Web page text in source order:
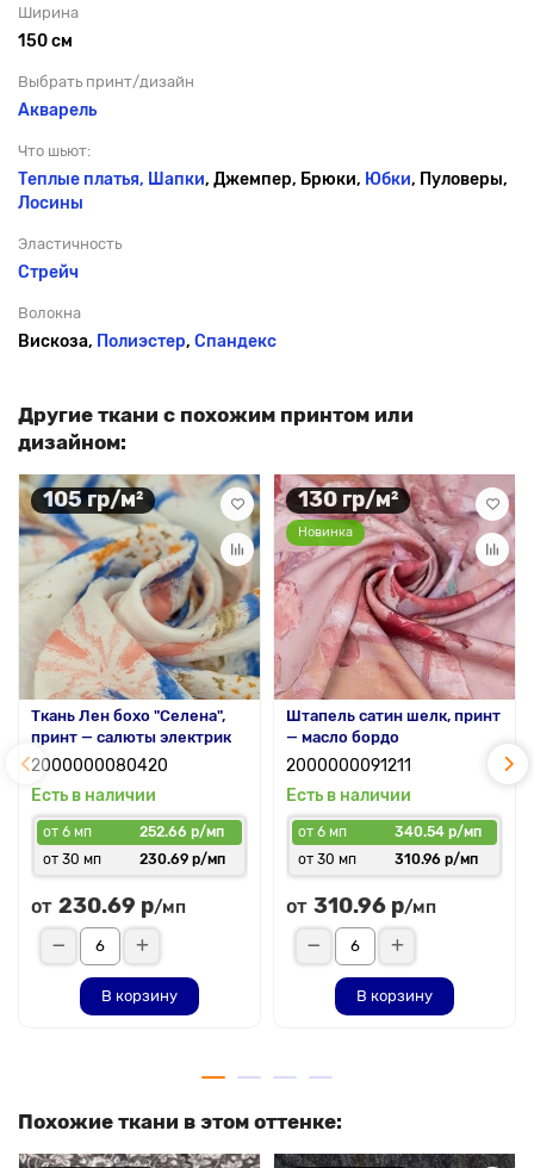
Ширина
150 см
Выбрать принт/дизайн
Акварель
Что шьют:
Теплые платья, Шапки, Джемпер, Брюки, Юбки, Пуловеры,
Лосины
Эластичность
Стрейч
Волокна
Вискоза, Полиэстер, Спандекс
Другие ткани с похожим принтом или
дизайном:
105 гр/м²
Ткань Лен бохо "Селена",
принт — салюты электрик
2000000080420
Есть в наличии
от 6 мп
252.66 р/мп
от 30 мп
230.69 р/мп
от 230.69 р/мп
В корзину
130 гр/м²
Новинка
Штапель сатин шелк, принт
— масло бордо
2000000091211
Есть в наличии
от 6 мп
340.54 р/мп
от 30 мп
310.96 р/мп
от 310.96 р/мп
В корзину
Похожие ткани в этом оттенке: